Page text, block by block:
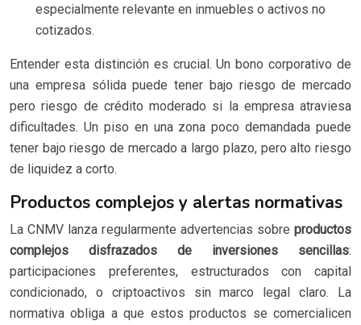
especialmente relevante en inmuebles o activos no
cotizados.
Entender esta distinción es crucial. Un bono corporativo de
una empresa sólida puede tener bajo riesgo de mercado
pero riesgo de crédito moderado si la empresa atraviesa
dificultades. Un piso en una zona poco demandada puede
tener bajo riesgo de mercado a largo plazo, pero alto riesgo
de liquidez a corto.
Productos complejos y alertas normativas
La CNMV lanza regularmente advertencias sobre productos
complejos disfrazados de inversiones sencillas:
participaciones preferentes, estructurados con capital
condicionado, o criptoactivos sin marco legal claro. La
normativa obliga a que estos productos se comercialicen